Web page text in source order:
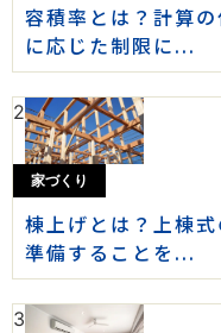
容積率とは？計算
に応じた制限に...
2
家づくり
棟上げとは？上棟式
準備することを...
3